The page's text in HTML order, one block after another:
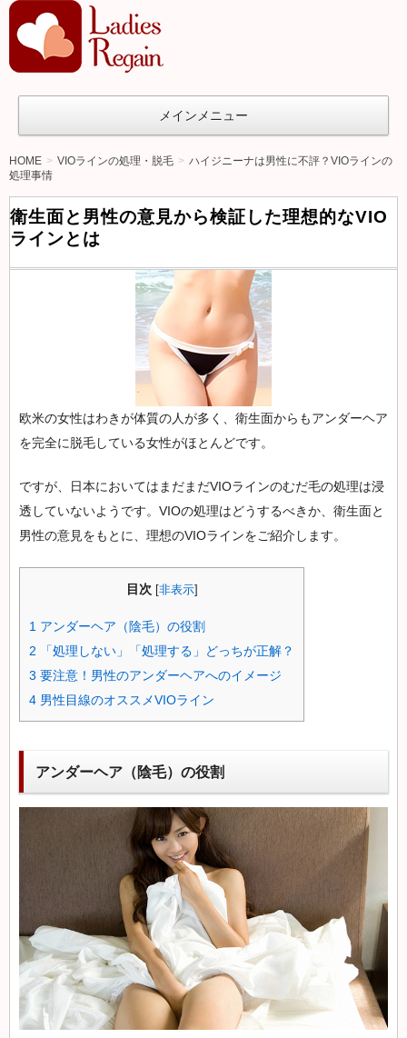
オ
ト
た
め
の
ア
ン
ケ
ア：
デ
ィー
ス
リ
ン
メインメニュー
HOME VIOラインの処理・脱毛
ハイジニーナは男性に不評？VIOラインの
処理事情
衛生面と男性の意見から検証した理想的なVIO
ラインとは
欧米の女性はわきが体質の人が多く、衛生面からもアンダーヘア
を完全に脱毛している女性がほとんどです。
ですが、日本においてはまだまだVIOラインのむだ毛の処理は浸
透していないようです。VIOの処理はどうするべきか、衛生面と
男性の意見をもとに、理想のVIOラインをご紹介します。
目次 非表示]
1 アンダーヘア（陰毛）の役割
2 「処理しない」「処理する」どっちが正解？
3 要注意！男性のアンダーヘアへのイメージ
4 男性目線のオススメVIOライン
アンダーヘア（陰毛）の役割